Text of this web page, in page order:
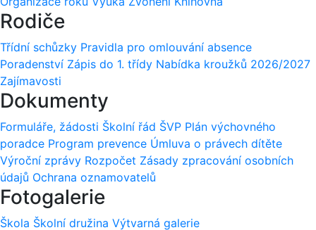
Rodiče
Třídní schůzky Pravidla pro omlouvání absence
Poradenství Zápis do 1. třídy Nabídka kroužků 2026/2027
Zajímavosti
Dokumenty
Formuláře, žádosti Školní řád ŠVP Plán výchovného
poradce Program prevence Úmluva o právech dítěte
Výroční zprávy Rozpočet Zásady zpracování osobních
údajů Ochrana oznamovatelů
Fotogalerie
Škola Školní družina Výtvarná galerie